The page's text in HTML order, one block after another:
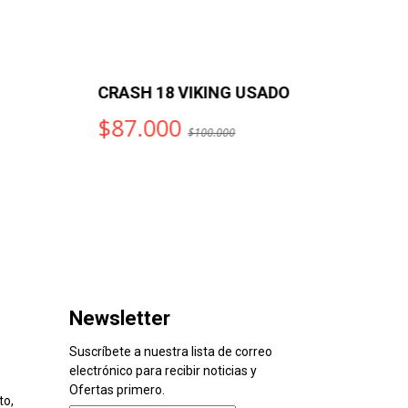
18 VIKING USADO
$100.000
Newsletter
Suscríbete a nuestra lista de correo
electrónico para recibir noticias y
Ofertas primero.